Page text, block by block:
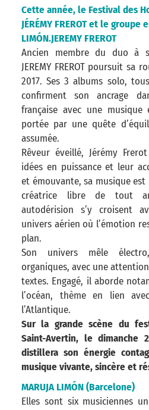
Cette année, le Festival des
JÉRÉMY FREROT et le groupe
LIMÓN.JEREMY FREROT
Ancien membre du duo à
JEREMY FREROT poursuit sa
2017. Ses 3 albums solo,
confirment son ancrage
française avec une musique
portée par une quête
assumée.
Rêveur éveillé, Jérémy
idées en puissance et leur
et émouvante, sa musique
créatrice libre de tout
autodérision s’y croisent
univers aérien où l’émotion
plan.
Son univers mêle
organiques, avec une
textes. Engagé, il aborde
l’océan, thème en lien
l’Atlantique.
Sur la grande scène du
Saint-Avertin, le dimanche
distillera son énergie
musique vivante, sincère et
MARUJA LIMÓN (Barcelone)
Elles sont six musiciennes